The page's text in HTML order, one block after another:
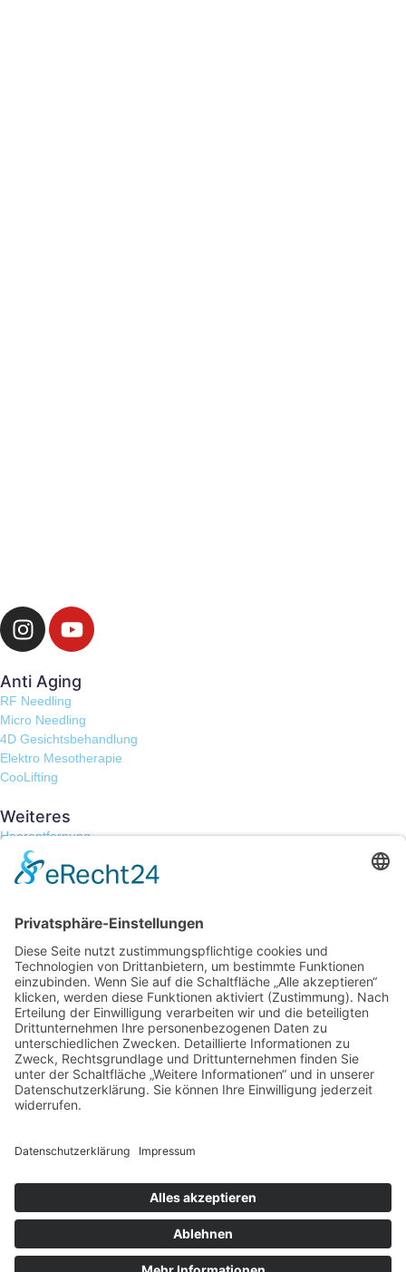
Anti Aging
RF Needling
Micro Needling
4D Gesichtsbehandlung
Elektro Mesotherapie
CooLifting
Weiteres
Haarentfernung
Tesla V-Skin
Apollo Duet
Rechtliches
Impressum
Datenschutzerklärung
Copyright © 2025. All rights reserved.
Startseite